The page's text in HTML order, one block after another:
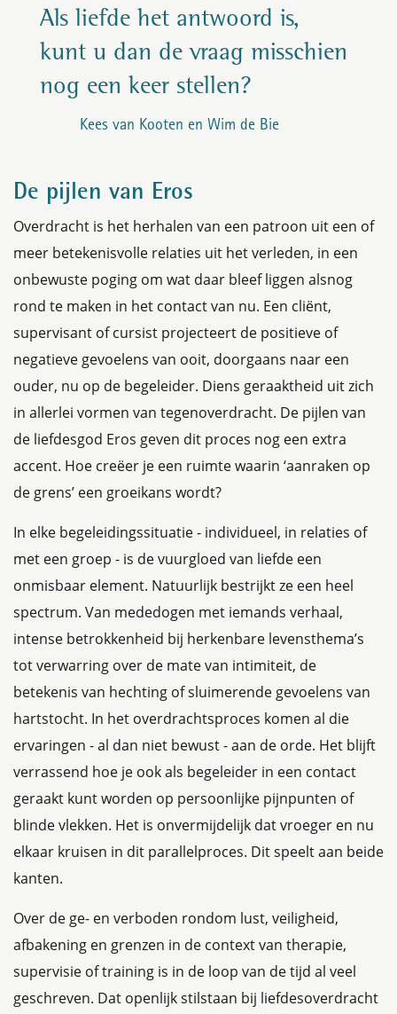
Als liefde het antwoord is,
kunt u dan de vraag misschien
nog een keer stellen?
Kees van Kooten en Wim de Bie
De pijlen van Eros
Overdracht is het herhalen van een patroon uit een of
meer betekenisvolle relaties uit het verleden, in een
onbewuste poging om wat daar bleef liggen alsnog
rond te maken in het contact van nu. Een cliënt,
supervisant of cursist projecteert de positieve of
negatieve gevoelens van ooit, doorgaans naar een
ouder, nu op de begeleider. Diens geraaktheid uit zich
in allerlei vormen van tegenoverdracht. De pijlen van
de liefdesgod Eros geven dit proces nog een extra
accent. Hoe creëer je een ruimte waarin ‘aanraken op
de grens’ een groeikans wordt?
In elke begeleidingssituatie - individueel, in relaties of
met een groep - is de vuurgloed van liefde een
onmisbaar element. Natuurlijk bestrijkt ze een heel
spectrum. Van mededogen met iemands verhaal,
intense betrokkenheid bij herkenbare levensthema’s
tot verwarring over de mate van intimiteit, de
betekenis van hechting of sluimerende gevoelens van
hartstocht. In het overdrachtsproces komen al die
ervaringen - al dan niet bewust - aan de orde. Het blijft
verrassend hoe je ook als begeleider in een contact
geraakt kunt worden op persoonlijke pijnpunten of
blinde vlekken. Het is onvermijdelijk dat vroeger en nu
elkaar kruisen in dit parallelproces. Dit speelt aan beide
kanten.
Over de ge- en verboden rondom lust, veiligheid,
afbakening en grenzen in de context van therapie,
supervisie of training is in de loop van de tijd al veel
geschreven. Dat openlijk stilstaan bij liefdesoverdracht